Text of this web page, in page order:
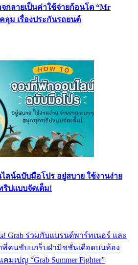
กลายเป็นค่าใช้จ่ายก้อนโต “Mr
ลุม เรื่องประกันรถยนต์
ลน์ฉบับมือโปร อยู่สบาย ใช้งานง่าย
ริปแบบจัดเต็ม!